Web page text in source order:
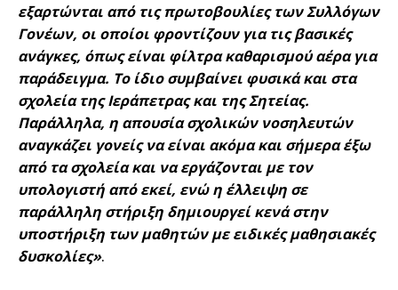
εξαρτώνται από τις πρωτοβουλίες των Συλλόγων
Γονέων, οι οποίοι φροντίζουν για τις βασικές
ανάγκες, όπως είναι φίλτρα καθαρισμού αέρα για
παράδειγμα. Το ίδιο συμβαίνει φυσικά και στα
σχολεία της Ιεράπετρας και της Σητείας.
Παράλληλα, η απουσία σχολικών νοσηλευτών
αναγκάζει γονείς να είναι ακόμα και σήμερα έξω
από τα σχολεία και να εργάζονται με τον
υπολογιστή από εκεί, ενώ η έλλειψη σε
παράλληλη στήριξη δημιουργεί κενά στην
υποστήριξη των μαθητών με ειδικές μαθησιακές
δυσκολίες».